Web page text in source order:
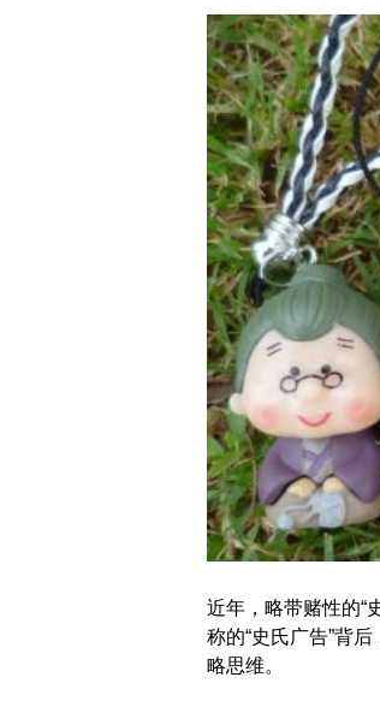
近年，略带赌性的“
称的“史氏广告”背
略思维。